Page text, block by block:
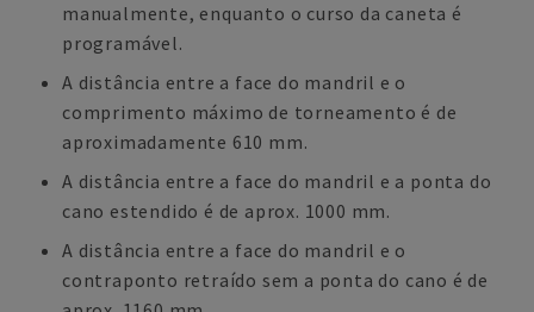
manualmente, enquanto o curso da caneta é
programável.
A distância entre a face do mandril e o
comprimento máximo de torneamento é de
aproximadamente 610 mm.
A distância entre a face do mandril e a ponta do
cano estendido é de aprox. 1000 mm.
A distância entre a face do mandril e o
contraponto retraído sem a ponta do cano é de